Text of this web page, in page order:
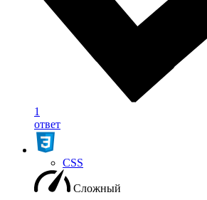
1
ответ
CSS
Сложный